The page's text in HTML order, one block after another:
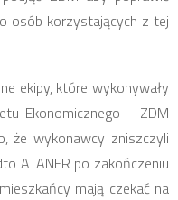
osób korzystających z tej
ekipy, które wykonywały
Ekonomicznego – ZDM
że wykonawcy zniszczyli
ATANER po zakończeniu
mają czekać na